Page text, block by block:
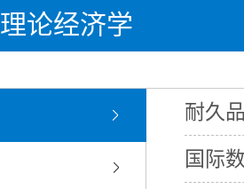
理论经济学
耐久
国际